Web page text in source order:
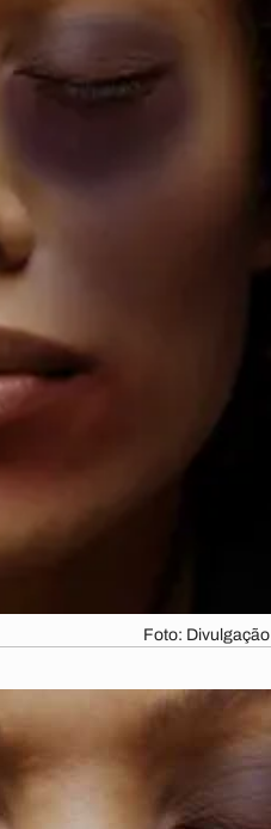
Foto: Divulgação